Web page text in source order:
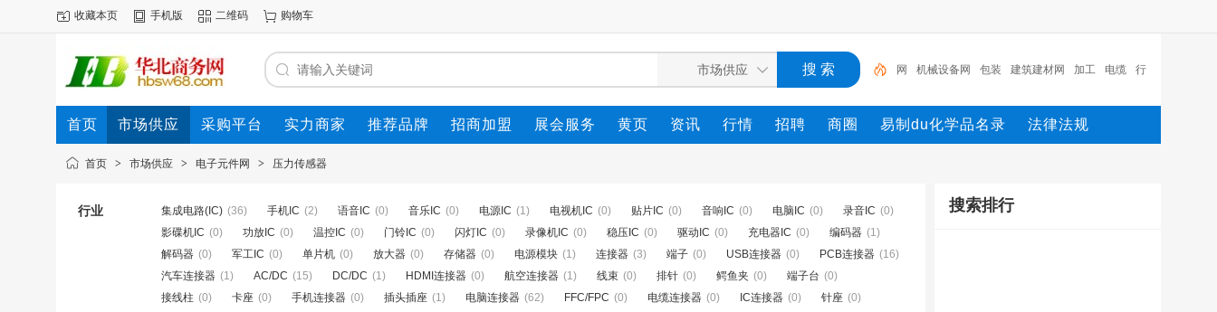
收藏本页 手机版 二维码 购物车
网 机械设备网 包装 建筑建材网 加工 电缆 行
业设备 陶瓷纤维模块 测量 环保设备 网
首页 市场供应 采购平台 实力商家 推荐品牌 招商加盟 展会服务 黄页 资讯 行情 招聘 商圈 易制du化学品名录 法律法规
首页 > 市场供应 > 电子元件网 > 压力传感器
行业 集成电路(IC) (36) 手机IC (2) 语音IC (0) 音乐IC (0) 电源IC (1) 电视机IC (0) 贴片IC (0) 音响IC (0) 电脑IC (0) 录音IC (0)
影碟机IC (0) 功放IC (0) 温控IC (0) 门铃IC (0) 闪灯IC (0) 录像机IC (0) 稳压IC (0) 驱动IC (0) 充电器IC (0) 编码器 (1)
解码器 (0) 军工IC (0) 单片机 (0) 放大器 (0) 存储器 (0) 电源模块 (1) 连接器 (3) 端子 (0) USB连接器 (0) PCB连接器 (16)
汽车连接器 (1) AC/DC (15) DC/DC (1) HDMI连接器 (0) 航空连接器 (1) 线束 (0) 排针 (0) 鳄鱼夹 (0) 端子台 (0)
接线柱 (0) 卡座 (0) 手机连接器 (0) 插头插座 (1) 电脑连接器 (62) FFC/FPC (0) 电缆连接器 (0) IC连接器 (0) 针座 (0)
搜索排行